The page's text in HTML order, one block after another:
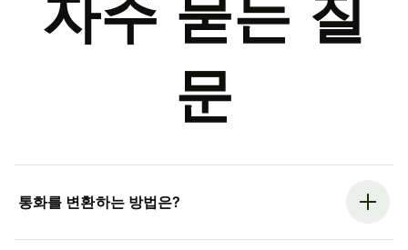
자주 묻는 질
문
통화를 변환하는 방법은?